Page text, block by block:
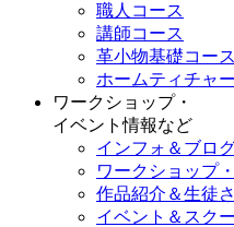
職人コース
講師コース
革小物基礎コース
ホームティチャ
ワークショップ・
イベント情報など
インフォ＆ブロ
ワークショップ
作品紹介＆生徒
イベント＆スク